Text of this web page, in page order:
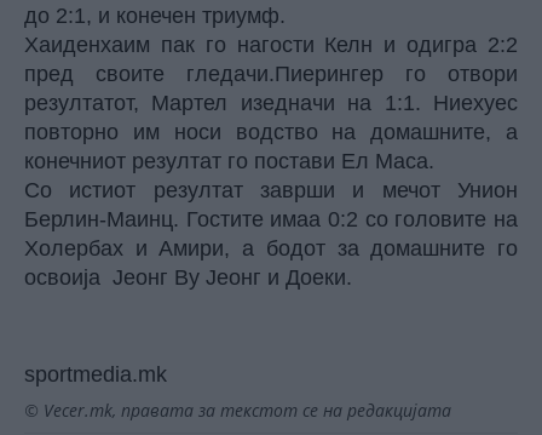
до 2:1, и конечен триумф.
Хаиденхаим пак го нагости Келн и одигра 2:2
пред своите гледачи.Пиерингер го отвори
резултатот, Мартел изедначи на 1:1. Ниехуес
повторно им носи водство на домашните, а
конечниот резултат го постави Ел Маса.
Со истиот резултат заврши и мечот Унион
Берлин-Маинц. Гостите имаа 0:2 со головите на
Холербах и Амири, а бодот за домашните го
освоија Јеонг Ву Јеонг и Доеки.
sportmedia.mk
© Vecer.mk, правата за текстот се на редакцијата